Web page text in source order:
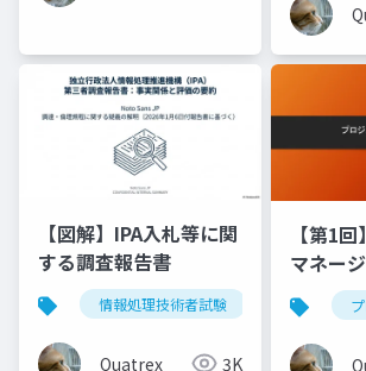
【図解】IPA入札等に関
する調査報告書
情報処理技術者試験 ipa
Quatrex 3K
【第1
マネー